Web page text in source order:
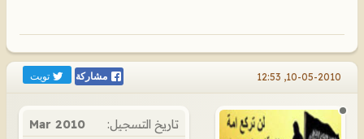
10-05-2010, 12:53 مشاركة تويت
تاريخ التسجيل: Mar 2010